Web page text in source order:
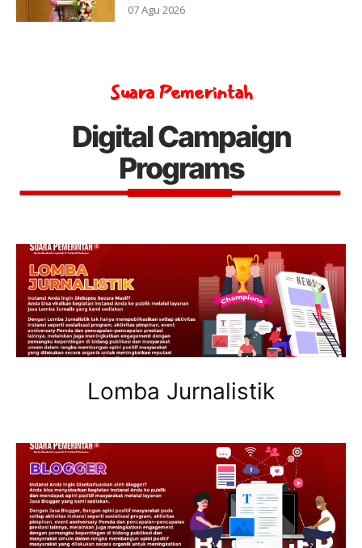
07 Agu 2026
Suara Pemerintah
Digital Campaign
Programs
Lomba Jurnalistik